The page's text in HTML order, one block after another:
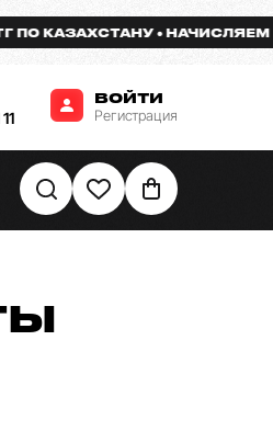
НАЧИСЛЯЕМ
ВОЙТИ
Регистрация